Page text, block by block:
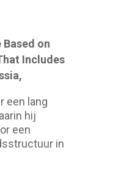
on
Includes
een lang
hij
een
in